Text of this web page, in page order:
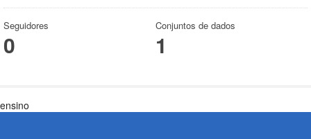
Seguidores
0
Conjuntos de dados
1
ensino